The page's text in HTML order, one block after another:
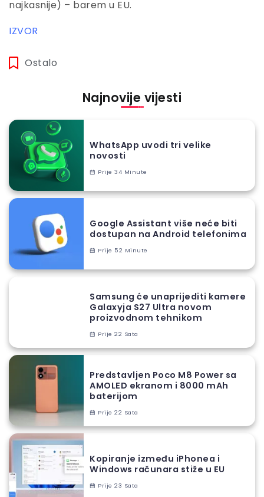
najkasnije) – barem u EU.
IZVOR
Ostalo
Najnovije vijesti
WhatsApp uvodi tri velike
novosti
Prije 34 Minute
Google Assistant više neće biti
dostupan na Android telefonima
Prije 52 Minute
Samsung će unaprijediti kamere
Galaxyja S27 Ultra novom
proizvodnom tehnikom
Prije 22 Sata
Predstavljen Poco M8 Power sa
AMOLED ekranom i 8000 mAh
baterijom
Prije 22 Sata
Kopiranje između iPhonea i
Windows računara stiže u EU
Prije 23 Sata